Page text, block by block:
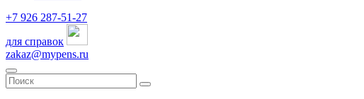
+7 926 287-51-27
для справок
zakaz@mypens.ru